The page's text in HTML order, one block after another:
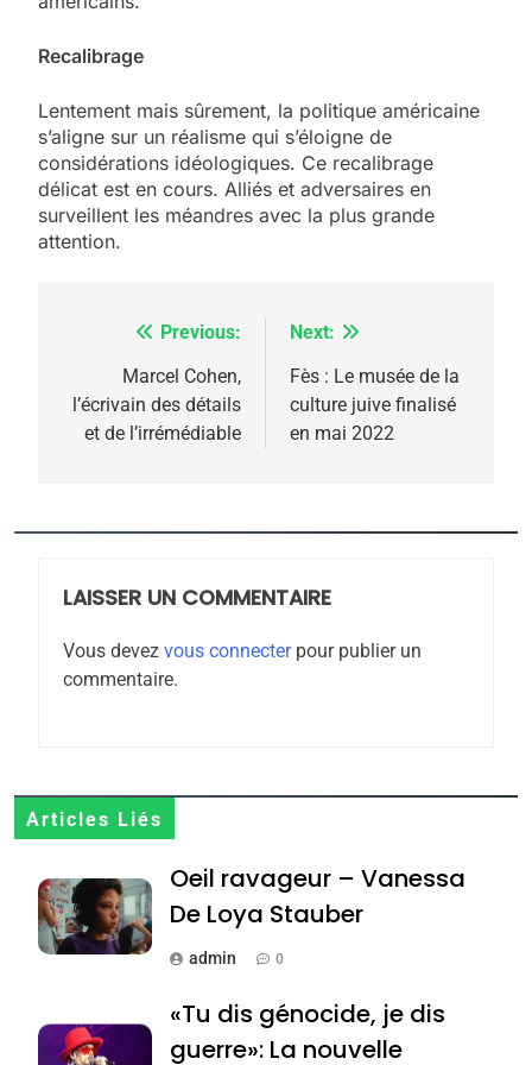
Recalibrage
Lentement mais sûrement, la politique américaine
s’aligne sur un réalisme qui s’éloigne de
considérations idéologiques. Ce recalibrage
délicat est en cours. Alliés et adversaires en
surveillent les méandres avec la plus grande
attention.
Navigation
l’article
Previous:
Marcel Cohen,
l’écrivain des détails
et de l’irrémédiable
Next:
Fès : Le musée de la
culture juive finalisé
en mai 2022
LAISSER UN COMMENTAIRE
Vous devez vous connecterpour publier un
commentaire.
Articles Liés
Oeil ravageur – Vanessa
De Loya Stauber
admin 0
«Tu dis génocide, je dis
guerre»: La nouvelle
2025, l’année la plus
meurtrière selon le
rapport d’ADL contre
FRANCE ISRAÉL
FIÈRE, DIGNE ET RÉSILIENTE :
MA JUDAÏTE par Thérèse
ISRAÉL JUDAISME
7
8
Tafraout, le miel de Tadla
Azilal consacrés produits
du terroir
DAFINA MAROC
Oeil ravageur – Vanessa
De Loya Stauber